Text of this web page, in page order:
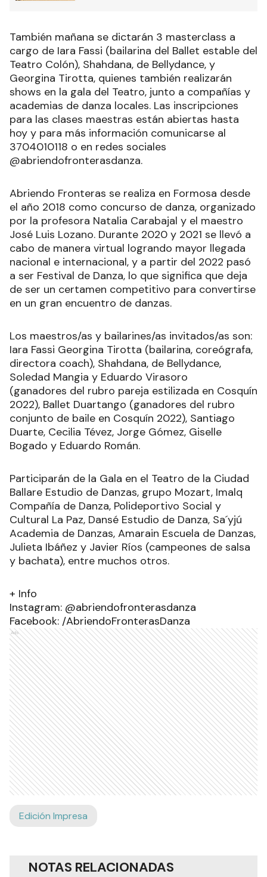
También mañana se dictarán 3 masterclass a
cargo de Iara Fassi (bailarina del Ballet estable del
Teatro Colón), Shahdana, de Bellydance, y
Georgina Tirotta, quienes también realizarán
shows en la gala del Teatro, junto a compañías y
academias de danza locales. Las inscripciones
para las clases maestras están abiertas hasta
hoy y para más información comunicarse al
3704010118 o en redes sociales
@abriendofronterasdanza.
Abriendo Fronteras se realiza en Formosa desde
el año 2018 como concurso de danza, organizado
por la profesora Natalia Carabajal y el maestro
José Luis Lozano. Durante 2020 y 2021 se llevó a
cabo de manera virtual logrando mayor llegada
nacional e internacional, y a partir del 2022 pasó
a ser Festival de Danza, lo que significa que deja
de ser un certamen competitivo para convertirse
en un gran encuentro de danzas.
Los maestros/as y bailarines/as invitados/as son:
Iara Fassi Georgina Tirotta (bailarina, coreógrafa,
directora coach), Shahdana, de Bellydance,
Soledad Mangia y Eduardo Virasoro
(ganadores del rubro pareja estilizada en Cosquín
2022), Ballet Duartango (ganadores del rubro
conjunto de baile en Cosquín 2022), Santiago
Duarte, Cecilia Tévez, Jorge Gómez, Giselle
Bogado y Eduardo Román.
Participarán de la Gala en el Teatro de la Ciudad
Ballare Estudio de Danzas, grupo Mozart, Imalq
Compañía de Danza, Polideportivo Social y
Cultural La Paz, Dansé Estudio de Danza, Sa´yjú
Academia de Danzas, Amarain Escuela de Danzas,
Julieta Ibáñez y Javier Ríos (campeones de salsa
y bachata), entre muchos otros.
+ Info
Instagram: @abriendofronterasdanza
Facebook: /AbriendoFronterasDanza
Ads
Edición Impresa
NOTAS RELACIONADAS